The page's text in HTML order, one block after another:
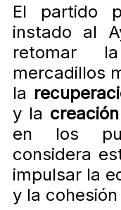
El partido
instado al
retomar
mercadillos
la
y la
en los
considera
impulsar la
y la